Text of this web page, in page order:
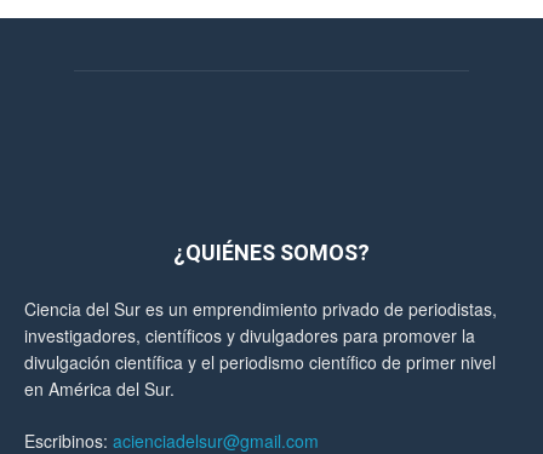
¿QUIÉNES SOMOS?
Ciencia del Sur es un emprendimiento privado de periodistas,
investigadores, científicos y divulgadores para promover la
divulgación científica y el periodismo científico de primer nivel
en América del Sur.
Escribinos: acienciadelsur@gmail.com